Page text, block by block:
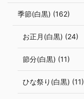
季節(白黒) (162)
お正月(白黒) (24)
節分(白黒) (11)
ひな祭り(白黒) (11)